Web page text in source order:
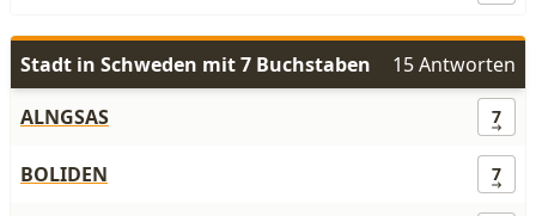
Stadt in Schweden mit 7 Buchstaben
15 Antworten
ALNGSAS
7
BOLIDEN 7